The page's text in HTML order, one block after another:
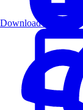
Download PDF